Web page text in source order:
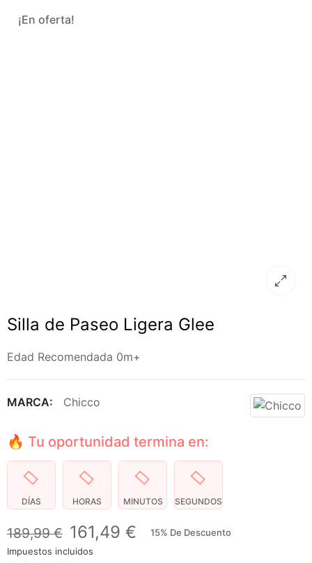
¡En oferta!
Silla de Paseo Ligera Glee
Edad Recomendada 0m+
MARCA: Chicco
🔥 Tu oportunidad termina en:
DÍAS HORAS MINUTOS SEGUNDOS
189,99 € 161,49 €
15% De Descuento
Impuestos incluidos